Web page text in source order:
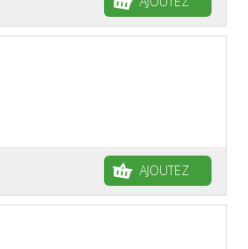
AJOUTEZ